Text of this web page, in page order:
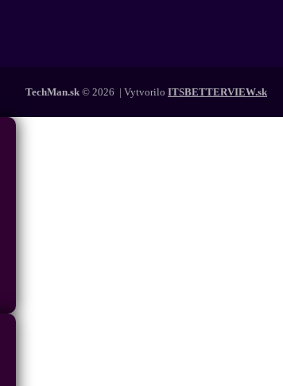
TechMan.sk © 2026 | Vytvorilo ITSBETTERVIEW.sk